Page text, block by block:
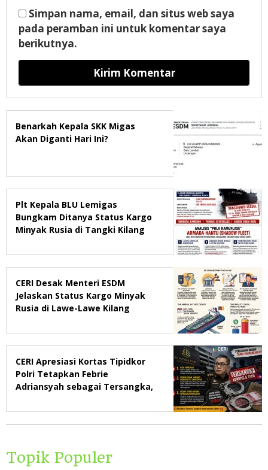
Simpan nama, email, dan situs web saya
pada peramban ini untuk komentar saya
berikutnya.
Benarkah Kepala SKK Migas
Akan Diganti Hari Ini?
Plt Kepala BLU Lemigas
Bungkam Ditanya Status Kargo
Minyak Rusia di Tangki Kilang
CERI Desak Menteri ESDM
Jelaskan Status Kargo Minyak
Rusia di Lawe-Lawe Kilang
Peran E-System Solutions FZ-LLC
CERI Apresiasi Kortas Tipidkor
Polri Tetapkan Febrie
Adriansyah sebagai Tersangka,
Bertanggung Jawab Secara
Moral
Topik Populer